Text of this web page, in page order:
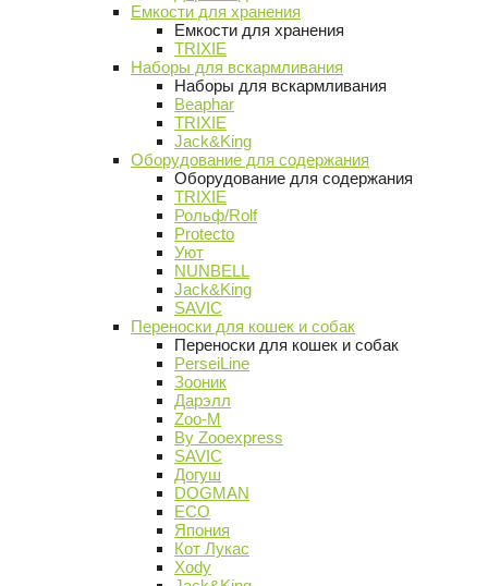
Емкости для хранения
Емкости для хранения
TRIXIE
Наборы для вскармливания
Наборы для вскармливания
Beaphar
TRIXIE
Jack&King
Оборудование для содержания
Оборудование для содержания
TRIXIE
Рольф/Rolf
Protecto
Уют
NUNBELL
Jack&King
SAVIC
Переноски для кошек и собак
Переноски для кошек и собак
PerseiLine
Зооник
Дарэлл
Zoo-M
By Zooexpress
SAVIC
Догуш
DOGMAN
ECO
Япония
Кот Лукас
Xody